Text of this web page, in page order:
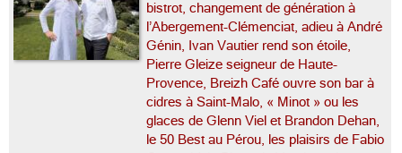
bistrot, changement de génération à
l’Abergement-Clémenciat, adieu à André
Génin, Ivan Vautier rend son étoile,
Pierre Gleize seigneur de Haute-
Provence, Breizh Café ouvre son bar à
cidres à Saint-Malo, « Minot » ou les
glaces de Glenn Viel et Brandon Dehan,
le 50 Best au Pérou, les plaisirs de Fabio